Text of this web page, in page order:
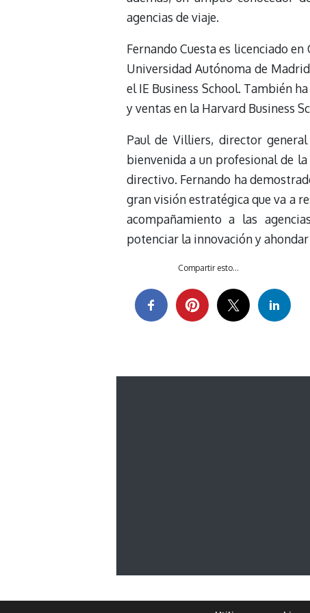
agencias de viaje.
Fernando Cuesta es licenciado
Universidad Autónoma de
el IE Business School. También
y ventas en la Harvard Business
Paul de Villiers, director
bienvenida a un profesional de
directivo. Fernando ha
gran visión estratégica que va a
acompañamiento a las
potenciar la innovación y
Compartir esto...